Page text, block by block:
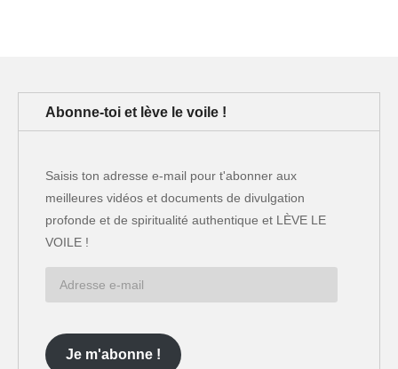
Abonne-toi et lève le voile !
Saisis ton adresse e-mail pour t'abonner aux
meilleures vidéos et documents de divulgation
profonde et de spiritualité authentique et LÈVE LE
VOILE !
Je m'abonne !